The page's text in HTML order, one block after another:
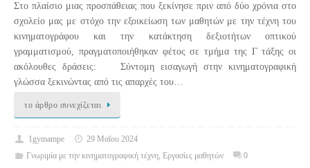
Στο πλαίσιο μιας προσπάθειας που ξεκίνησε πριν από δύο χρόνια στο
σχολείο μας με στόχο την εξοικείωση των μαθητών με την τέχνη του
κινηματογράφου και την κατάκτηση δεξιοτήτων οπτικού
γραμματισμού, πραγματοποιήθηκαν φέτος σε τμήμα της Γ τάξης οι
ακόλουθες δράσεις: Σύντομη εισαγωγή στην κινηματογραφική
γλώσσα ξεκινώντας από τις απαρχές του…
το άρθρο συνεχίζεται
1gymampe
29 Μαΐου 2024
Γνωριμία με την κινηματογραφική τέχνη, Εργασίες μαθητών 0